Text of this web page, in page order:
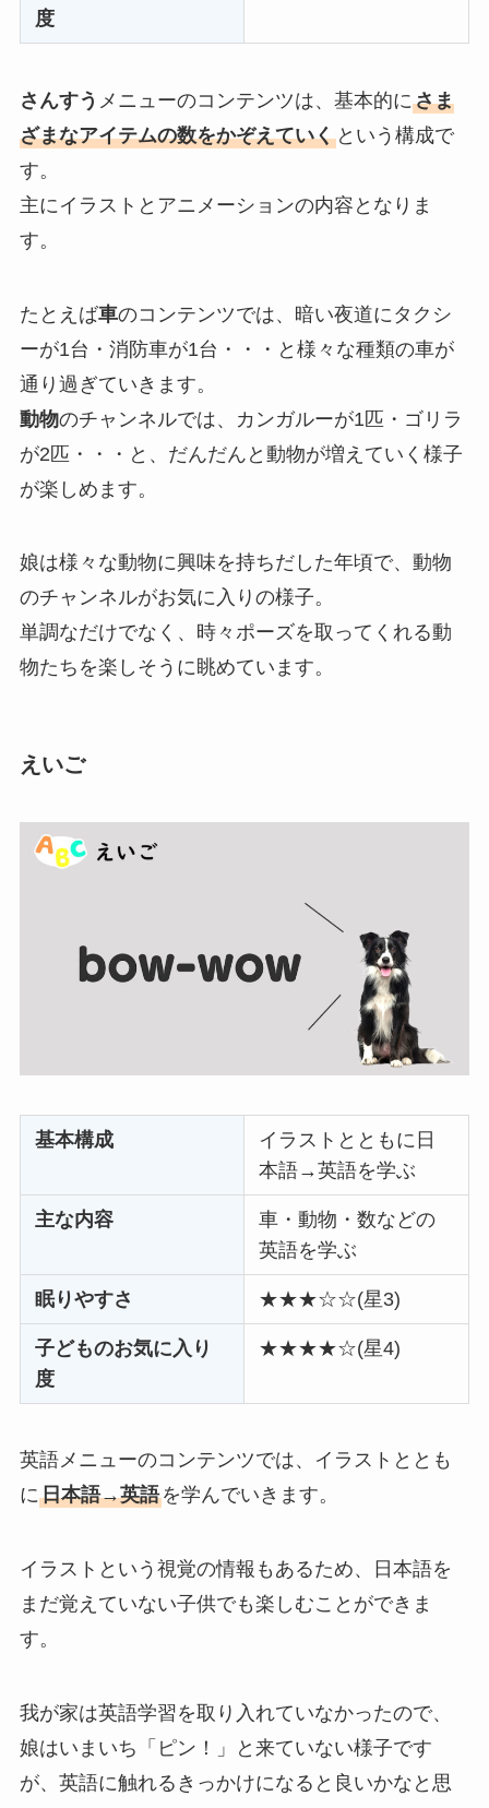
度
さんすう メニューのコンテンツは、基本的にさま
ざまなアイテムの数をかぞえていくという構成で
す。
主にイラストとアニメーションの内容となりま
す。
たとえば車のコンテンツでは、暗い夜道にタクシ
ーが1台・消防車が1台・・・と様々な種類の車が
通り過ぎていきます。
動物のチャンネルでは、カンガルーが1匹・ゴリラ
が2匹・・・と、だんだんと動物が増えていく様子
が楽しめます。
娘は様々な動物に興味を持ちだした年頃で、動物
のチャンネルがお気に入りの様子。
単調なだけでなく、時々ポーズを取ってくれる動
物たちを楽しそうに眺めています。
えいご
基本構成
イラストとともに日
本語→英語を学ぶ
主な内容
車・動物・数などの
英語を学ぶ
眠りやすさ ★★★☆☆(星3)
子どものお気に入り
度
★★★★☆(星4)
英語メニューのコンテンツでは、イラストととも
に日本語→英語を学んでいきます。
イラストという視覚の情報もあるため、日本語を
まだ覚えていない子供でも楽しむことができま
す。
我が家は英語学習を取り入れていなかったので、
娘はいまいち「ピン！」と来ていない様子です
が、英語に触れるきっかけになると良いかなと思